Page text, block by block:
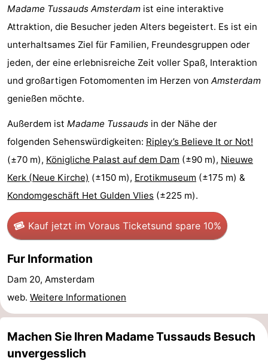
Rotlichtviertel
Stadt
der
Diamante
Plätze
im
Zentrum
Gärten
und
Stadtviertel
-
Nordholland
-
Südholland
Praktisch
Forum
Reisebuchshop
Madame Tussauds Amsterdam ist eine interaktive
Attraktion, die Besucher jeden Alters begeistert. Es ist ein
unterhaltsames Ziel für Familien, Freundesgruppen oder
jeden, der eine erlebnisreiche Zeit voller Spaß, Interaktion
und großartigen Fotomomenten im Herzen von Amsterdam
genießen möchte.
Außerdem ist Madame Tussauds in der Nähe der
folgenden Sehenswürdigkeiten: Ripley’s Believe It or Not!
(±70 m), Königliche Palast auf dem Dam (±90 m), Nieuwe
Kerk (Neue Kirche) (±150 m), Erotikmuseum (±175 m) &
Kondomgeschäft Het Gulden Vlies (±225 m).
Kauf jetzt im Voraus Ticketsund spare 10%
Fur Information
Dam 20, Amsterdam
web. Weitere Informationen
Machen Sie Ihren Madame Tussauds Besuch
unvergesslich